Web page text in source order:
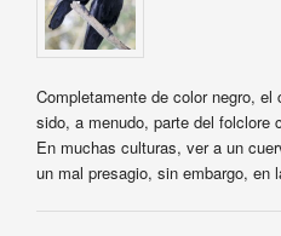
Completamente de color negro, el
sido, a menudo, parte del folclore
En muchas culturas, ver a un
un mal presagio, sin embargo, en